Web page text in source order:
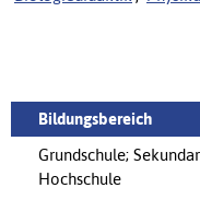
Bildungsbereich
Grundschule;
Hochschule